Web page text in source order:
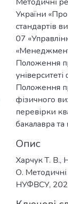
України
стандартів
07
Положення
Положення
фізичного
перевірки
бакалавра
Опис
Харчук Т. В.,
О. Методичні
НУФВСУ,